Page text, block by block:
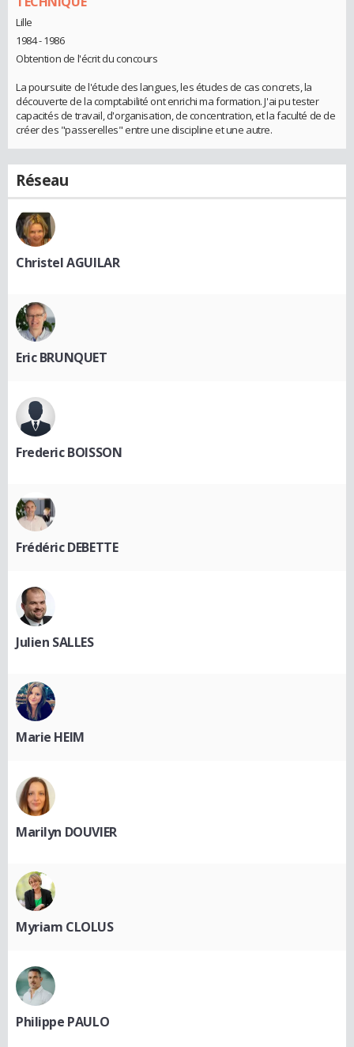
Lille
1984 - 1986
Obtention de l'écrit du concours
La poursuite de l'étude des langues, les études de cas concrets, la
découverte de la comptabilité ont enrichi ma formation. J'ai pu tester
capacités de travail, d'organisation, de concentration, et la faculté de de
créer des "passerelles" entre une discipline et une autre.
Réseau
Christel AGUILAR
Eric BRUNQUET
Frederic BOISSON
Frédéric DEBETTE
Julien SALLES
Marie HEIM
Marilyn DOUVIER
Myriam CLOLUS
Philippe PAULO